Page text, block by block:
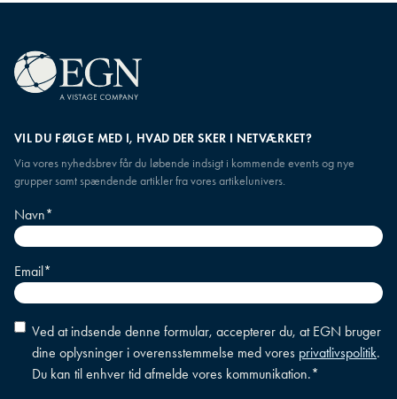
VIL DU FØLGE MED I, HVAD DER SKER I NETVÆRKET?
Via vores nyhedsbrev får du løbende indsigt i kommende events og nye
grupper samt spændende artikler fra vores artikelunivers.
Navn*
Email *
Accepter
betingelser*
Ved at indsende denne formular, accepterer du, at EGN bruger
dine oplysninger i overensstemmelse med vores privatlivspolitik.
Du kan til enhver tid afmelde vores kommunikation.*